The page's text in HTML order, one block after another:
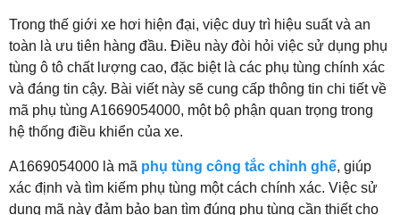
Trong thế giới xe hơi hiện đại, việc duy trì hiệu suất và an
toàn là ưu tiên hàng đầu. Điều này đòi hỏi việc sử dụng phụ
tùng ô tô chất lượng cao, đặc biệt là các phụ tùng chính xác
và đáng tin cậy. Bài viết này sẽ cung cấp thông tin chi tiết về
mã phụ tùng A1669054000, một bộ phận quan trọng trong
hệ thống điều khiển của xe.
A1669054000 là mã phụ tùng công tắc chỉnh ghế, giúp
xác định và tìm kiếm phụ tùng một cách chính xác. Việc sử
dụng mã này đảm bảo bạn tìm đúng phụ tùng cần thiết cho